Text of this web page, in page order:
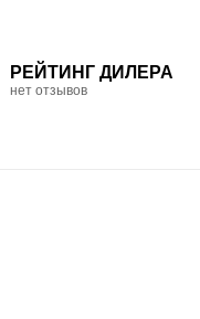
РЕЙТИНГ ДИЛЕРА
нет отзывов